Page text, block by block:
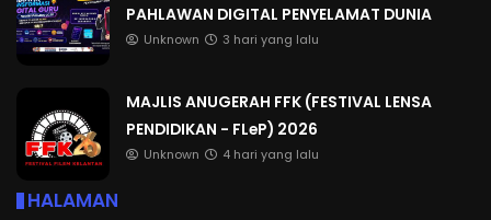
PAHLAWAN DIGITAL PENYELAMAT DUNIA
Unknown 3 hari yang lalu
MAJLIS ANUGERAH FFK (FESTIVAL LENSA
PENDIDIKAN - FLeP) 2026
Unknown 4 hari yang lalu
HALAMAN